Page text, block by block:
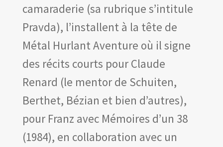
camaraderie (sa rubrique s’intitule
Pravda), l’installent à la tête de
Métal Hurlant Aventure où il signe
des récits courts pour Claude
Renard (le mentor de Schuiten,
Berthet, Bézian et bien d’autres),
pour Franz avec Mémoires d’un 38
(1984), en collaboration avec un